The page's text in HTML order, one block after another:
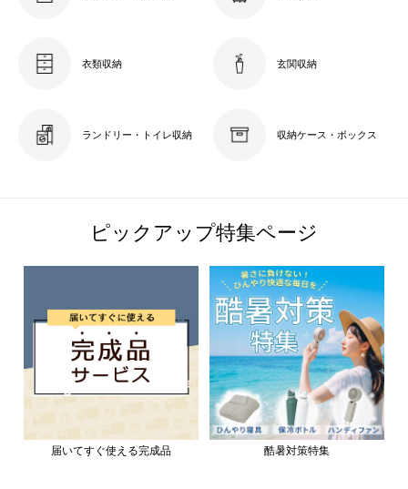
衣類収納 玄関収納
ランドリー・トイレ収納 収納ケース・ボックス
ピックアップ特集ページ
届いてすぐ使える完成品 酷暑対策特集